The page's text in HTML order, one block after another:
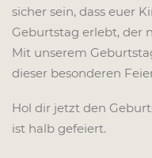
sicher sein, dass euer
Geburtstag erlebt, der
Mit unserem
dieser besonderen
Hol dir jetzt den
ist halb gefeiert.